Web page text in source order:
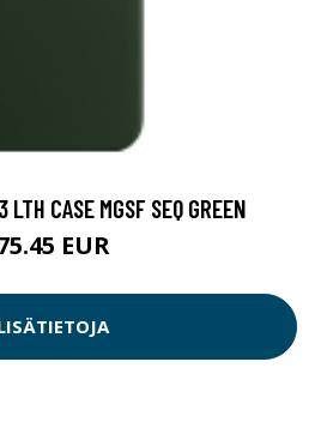
CASE MGSF SEQ GREEN
EUR